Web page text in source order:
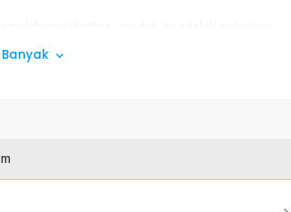
topi, dan berbagai barang lainnya. Dengan
di dapur, kamar mandi, atau kamar ganti
Banyak